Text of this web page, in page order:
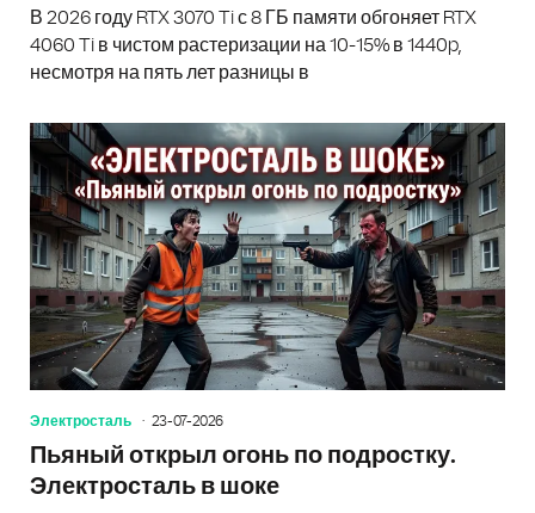
В 2026 году RTX 3070 Ti с 8 ГБ памяти обгоняет RTX
4060 Ti в чистом растеризации на 10-15% в 1440p,
несмотря на пять лет разницы в
Электросталь 23-07-2026
Пьяный открыл огонь по подростку.
Электросталь в шоке